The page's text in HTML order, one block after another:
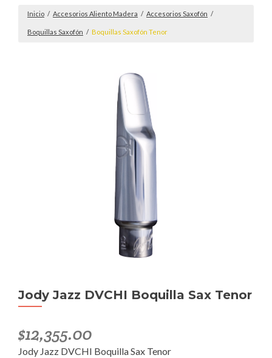
Inicio / Accesorios Aliento Madera / Accesorios Saxofón /
Boquillas Saxofón / Boquillas Saxofón Tenor
Jody Jazz DVCHI Boquilla Sax Tenor
$12,355.00
Jody Jazz DVCHI Boquilla Sax Tenor